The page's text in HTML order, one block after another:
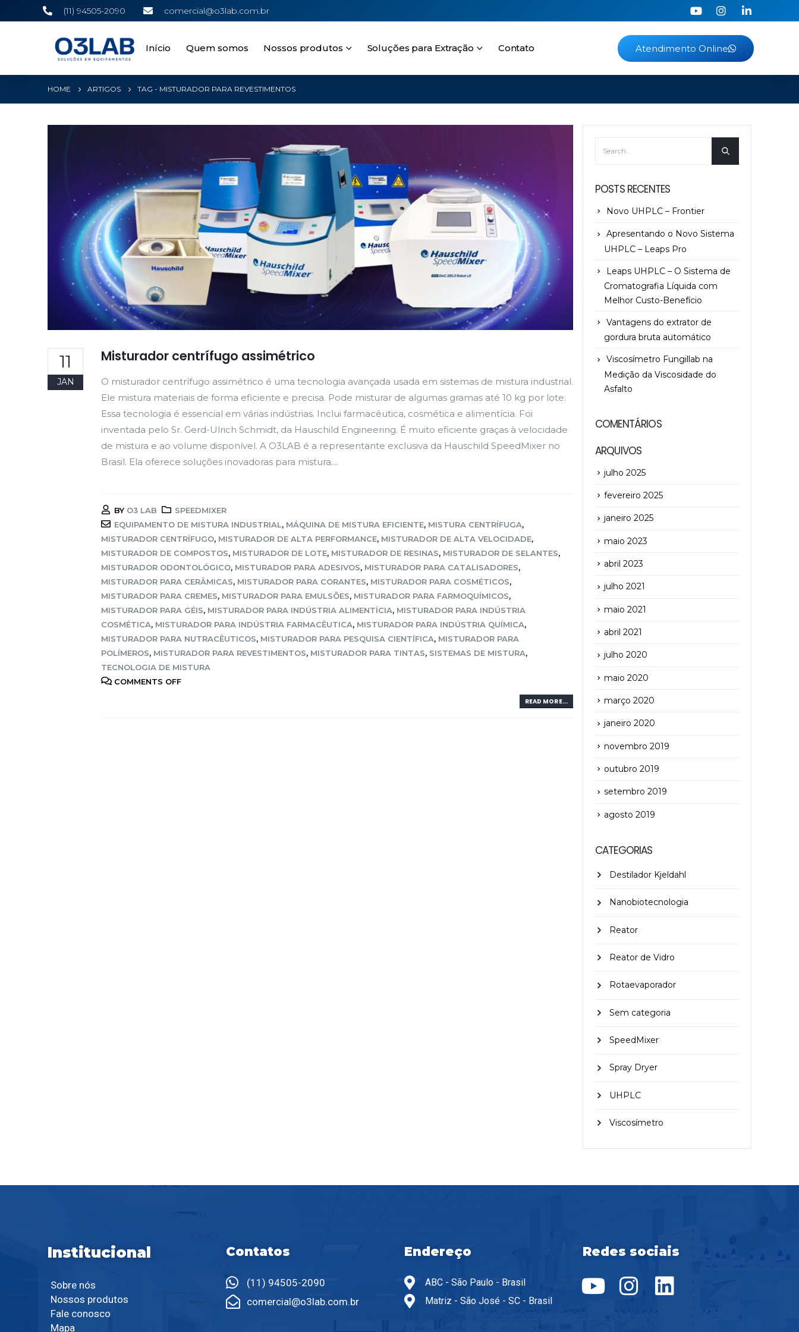
(11) 94505-2090 comercial@o3lab.com.br
Início Quem somos Nossos produtos Soluções para Extração Contato Atendimento Online
HOME ARTIGOS TAG - MISTURADOR PARA REVESTIMENTOS
11
JAN
Misturador centrífugo assimétrico
O misturador centrífugo assimétrico é uma tecnologia avançada usada em sistemas de mistura industrial.
Ele mistura materiais de forma eficiente e precisa. Pode misturar de algumas gramas até 10 kg por lote.
Essa tecnologia é essencial em várias indústrias. Inclui farmacêutica, cosmética e alimentícia. Foi
inventada pelo Sr. Gerd-Ulrich Schmidt, da Hauschild Engineering. É muito eficiente graças à velocidade
de mistura e ao volume disponível. A O3LAB é a representante exclusiva da Hauschild SpeedMixer no
Brasil. Ela oferece soluções inovadoras para mistura....
BY O3 LAB
SPEEDMIXER
EQUIPAMENTO DE MISTURA INDUSTRIAL, MÁQUINA DE MISTURA EFICIENTE, MISTURA CENTRÍFUGA,
MISTURADOR CENTRÍFUGO, MISTURADOR DE ALTA PERFORMANCE, MISTURADOR DE ALTA VELOCIDADE,
MISTURADOR DE COMPOSTOS, MISTURADOR DE LOTE, MISTURADOR DE RESINAS, MISTURADOR DE SELANTES,
MISTURADOR ODONTOLÓGICO, MISTURADOR PARA ADESIVOS, MISTURADOR PARA CATALISADORES,
MISTURADOR PARA CERÂMICAS, MISTURADOR PARA CORANTES, MISTURADOR PARA COSMÉTICOS,
MISTURADOR PARA CREMES, MISTURADOR PARA EMULSÕES, MISTURADOR PARA FARMOQUÍMICOS,
MISTURADOR PARA GÉIS, MISTURADOR PARA INDÚSTRIA ALIMENTÍCIA, MISTURADOR PARA INDÚSTRIA
COSMÉTICA, MISTURADOR PARA INDÚSTRIA FARMACÊUTICA, MISTURADOR PARA INDÚSTRIA QUÍMICA,
MISTURADOR PARA NUTRACÊUTICOS, MISTURADOR PARA PESQUISA CIENTÍFICA, MISTURADOR PARA
POLÍMEROS, MISTURADOR PARA REVESTIMENTOS, MISTURADOR PARA TINTAS, SISTEMAS DE MISTURA,
TECNOLOGIA DE MISTURA
COMMENTS OFF
READ MORE...
POSTS RECENTES
Novo UHPLC – Frontier
Apresentando o Novo Sistema
UHPLC – Leaps Pro
Leaps UHPLC – O Sistema de
Cromatografia Líquida com
Melhor Custo-Benefício
Vantagens do extrator de
gordura bruta automático
Viscosímetro Fungillab na
Medição da Viscosidade do
Asfalto
COMENTÁRIOS
ARQUIVOS
julho 2025
fevereiro 2025
janeiro 2025
maio 2023
abril 2023
julho 2021
maio 2021
abril 2021
julho 2020
maio 2020
março 2020
janeiro 2020
novembro 2019
outubro 2019
setembro 2019
agosto 2019
CATEGORIAS
Destilador Kjeldahl
Nanobiotecnologia
Reator
Reator de Vidro
Rotaevaporador
Sem categoria
SpeedMixer
Spray Dryer
UHPLC
Viscosímetro
Institucional
Sobre nós
Nossos produtos
Fale conosco
Mapa
Contatos
(11) 94505-2090
comercial@o3lab.com.br
Endereço
ABC - São Paulo - Brasil
Matriz - São José - SC - Brasil
Redes sociais